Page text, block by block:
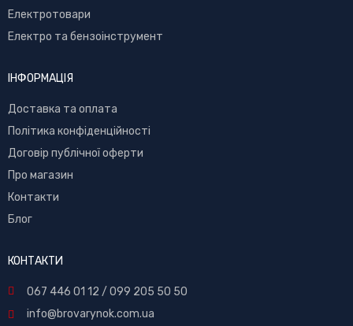
Електротовари
Електро та бензоінструмент
ІНФОРМАЦІЯ
Доставка та оплата
Політика конфіденційності
Договір публічної оферти
Про магазин
Контакти
Блог
КОНТАКТИ
067 446 01 12 / 099 205 50 50
info@brovarynok.com.ua